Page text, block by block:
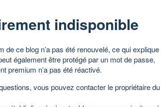
indisponible
de ce blog n’a pas été renouvelé, ce qui explique
également être protégé par un mot de passe,
premium n’a pas été réactivé.
vous pouvez contacter le propriétaire du